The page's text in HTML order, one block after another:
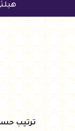
هيلثي اند تيستي هي
ترتيب